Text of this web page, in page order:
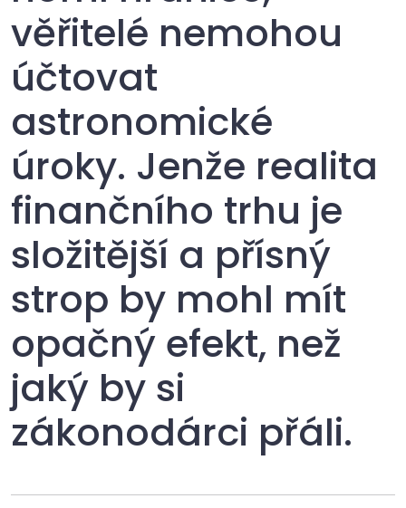
věřitelé nemohou
účtovat
astronomické
úroky. Jenže realita
finančního trhu je
složitější a přísný
strop by mohl mít
opačný efekt, než
jaký by si
zákonodárci přáli.